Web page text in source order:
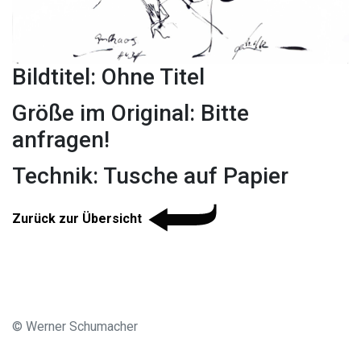
Bildtitel: Ohne Titel
Größe im Original: Bitte
anfragen!
Technik: Tusche auf Papier
Zurück zur Übersicht
© Werner Schumacher